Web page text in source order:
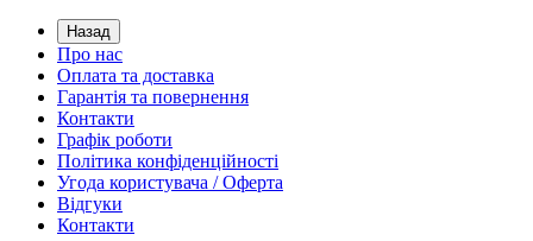
Назад
Про нас
Оплата та доставка
Гарантія та повернення
Контакти
Графік роботи
Політика конфіденційності
Угода користувача / Оферта
Відгуки
Контакти